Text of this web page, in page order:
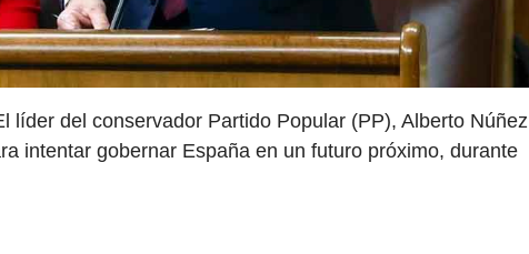
líder del conservador Partido Popular (PP), Alberto Núñez
intentar gobernar España en un futuro próximo, durante